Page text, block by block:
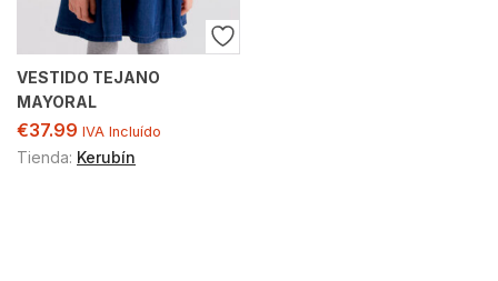
VESTIDO TEJANO
MAYORAL
€37.99 IVA Incluído
Tienda: Kerubín